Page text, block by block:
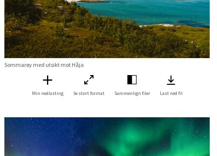
Sommarøy med utsikt mot Håja
Min nedlasting Se stort format Sammenlign filer Last ned fil